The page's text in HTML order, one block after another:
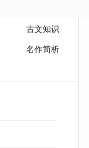
古文知识
名作简析